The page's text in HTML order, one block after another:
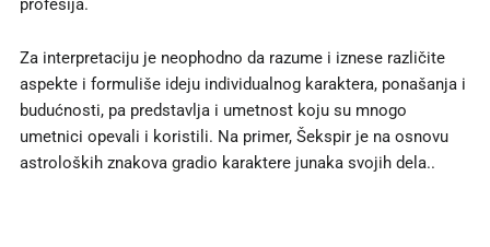
profesija.
Za interpretaciju je neophodno da razume i iznese različite
aspekte i formuliše ideju individualnog karaktera, ponašanja i
budućnosti, pa predstavlja i umetnost koju su mnogo
umetnici opevali i koristili. Na primer, Šekspir je na osnovu
astroloških znakova gradio karaktere junaka svojih dela..